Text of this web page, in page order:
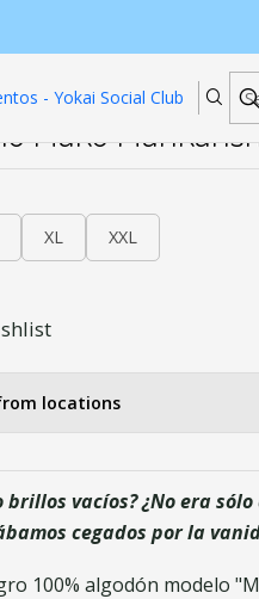
- Yokai Social Club
Mako
XL XXL
locations
brillos vacíos? ¿No era
cegados por la
100% algodón modelo